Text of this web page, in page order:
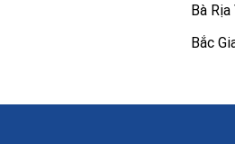
Bà
Bắc